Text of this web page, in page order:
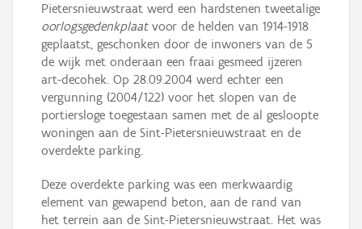
Pietersnieuwstraat werd een hardstenen tweetalige
oorlogsgedenkplaat voor de helden van 1914-1918
geplaatst, geschonken door de inwoners van de 5
de wijk met onderaan een fraai gesmeed ijzeren
art-decohek. Op 28.09.2004 werd echter een
vergunning (2004/122) voor het slopen van de
portiersloge toegestaan samen met de al gesloopte
woningen aan de Sint-Pietersnieuwstraat en de
overdekte parking.
Deze overdekte parking was een merkwaardig
element van gewapend beton, aan de rand van
het terrein aan de Sint-Pietersnieuwstraat. Het was